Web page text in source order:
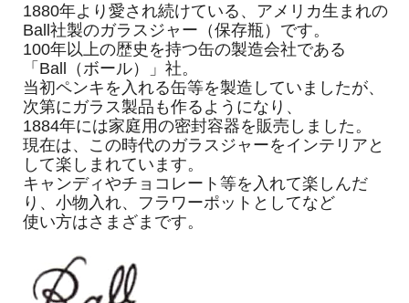
1880年より愛され続けている、アメリカ生まれの
Ball社製のガラスジャー（保存瓶）です。
100年以上の歴史を持つ缶の製造会社である
「Ball（ボール）」社。
当初ペンキを入れる缶等を製造していましたが、
次第にガラス製品も作るようになり、
1884年には家庭用の密封容器を販売しました。
現在は、この時代のガラスジャーをインテリアと
して楽しまれています。
キャンディやチョコレート等を入れて楽しんだ
り、小物入れ、フラワーポットとしてなど
使い方はさまざまです。